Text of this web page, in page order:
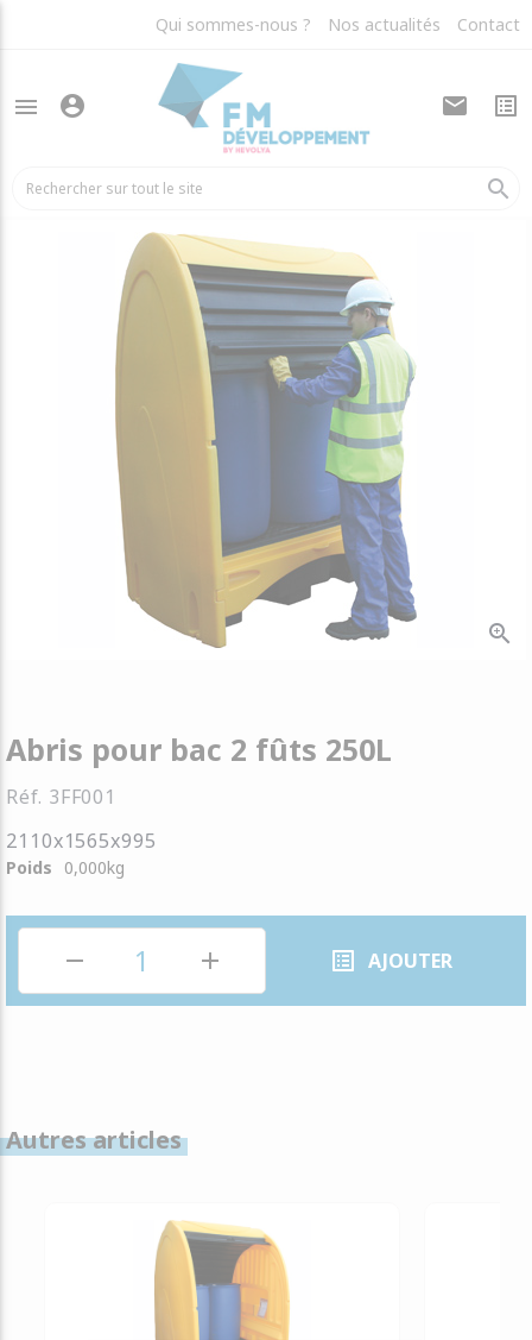
Qui sommes-nous ? Nos actualités Contact
menu account_circle mail list_alt
search
arrow_back Bacs de rétention
zoom_in
Abris pour bac 2 fûts 250L
Réf. 3FF001
2110x1565x995
Poids 0,000kg
remove add list_alt AJOUTER
Autres articles